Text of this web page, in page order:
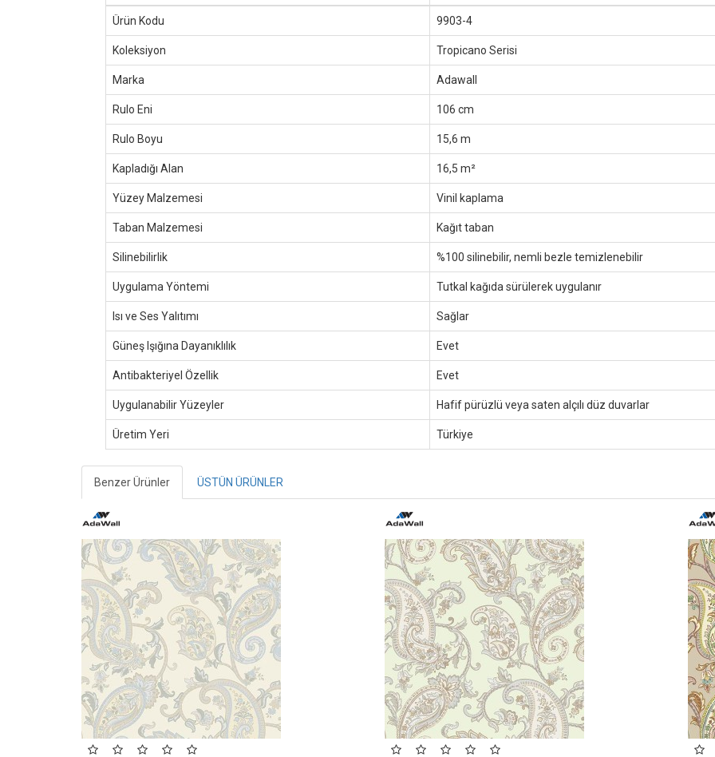
Ürün Kodu 9903-4
Koleksiyon Tropicano Serisi
Marka Adawall
Rulo Eni 106 cm
Rulo Boyu 15,6 m
Kapladığı Alan 16,5 m²
Yüzey Malzemesi Vinil kaplama
Taban Malzemesi Kağıt taban
Silinebilirlik %100 silinebilir, nemli bezle temizlenebilir
Uygulama Yöntemi Tutkal kağıda sürülerek uygulanır
Isı ve Ses Yalıtımı Sağlar
Güneş Işığına Dayanıklılık Evet
Antibakteriyel Özellik Evet
Uygulanabilir Yüzeyler Hafif pürüzlü veya saten alçılı düz duvarlar
Üretim Yeri Türkiye
Benzer Ürünler ÜSTÜN ÜRÜNLER